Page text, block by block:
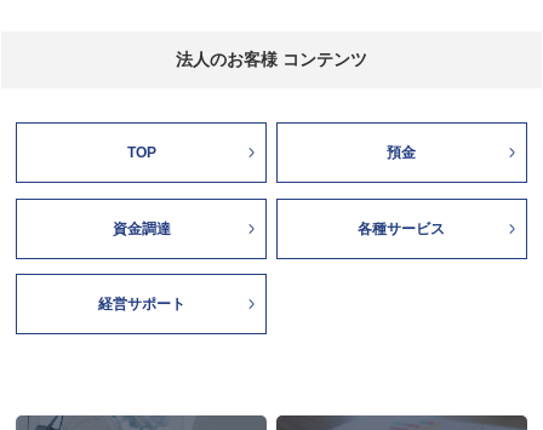
法人のお客様 コンテンツ
TOP 預金
資金調達 各種サービス
経営サポート